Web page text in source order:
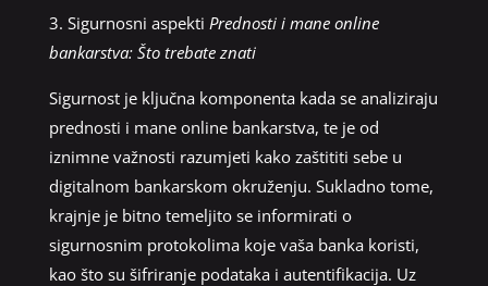
3. Sigurnosni aspekti Prednosti i mane online
bankarstva: Što trebate znati
Sigurnost je ključna komponenta kada se analiziraju
prednosti i mane online bankarstva, te je od
iznimne važnosti razumjeti kako zaštititi sebe u
digitalnom bankarskom okruženju. Sukladno tome,
krajnje je bitno temeljito se informirati o
sigurnosnim protokolima koje vaša banka koristi,
kao što su šifriranje podataka i autentifikacija. Uz